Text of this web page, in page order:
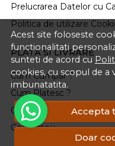
Acest site foloseste
functionalitati
sunteti de acord cu
cookies, cu scopul de a
imbunatatita.
Accepta
Doar
Prelucrarea Datelor cu
Politica de utilizare
PLATA SI LIVRARE
Cum Cumpar ?
Cum Platesc ?
Cum Se Livreaza ?
Cosul meu